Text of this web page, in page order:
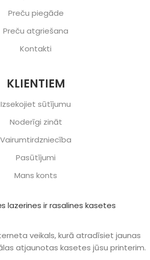
Preču piegāde
Preču atgriešana
Kontakti
KLIENTIEM
Izsekojiet sūtījumu
Noderīgi zināt
Vairumtirdzniecība
Pasūtījumi
Mans konts
veikals, kurā atradīsiet jaunas
atjaunotas kasetes jūsu printerim.